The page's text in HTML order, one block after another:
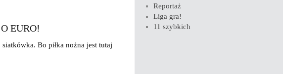
EURO!
Bo piłka nożna jest tutaj
Reportaż
Liga gra!
11 szybkich